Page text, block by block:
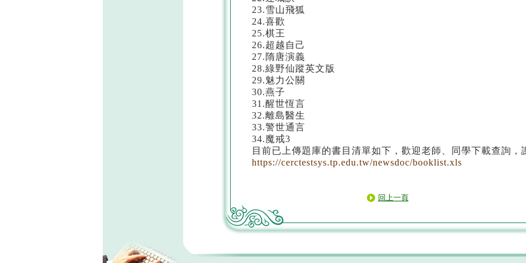
23.雪山飛狐
24.喜歡
25.棋王
26.超越自己
27.隋唐演義
28.綠野仙蹤英文版
29.魅力公關
30.燕子
31.醒世恆言
32.離島醫生
33.警世通言
34.魔戒3
目前已上傳題庫的書目清單如下，歡迎老師、同學下載查詢，
https://cerctestsys.tp.edu.tw/newsdoc/booklist.xls
回上一頁